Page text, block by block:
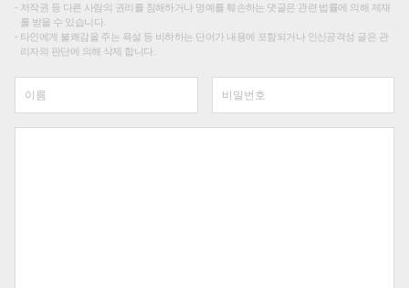
저작권 등 다른 사람의 권리를 침해하거나 명예를 훼손하는 댓글은 관련 법률에 의해 제재
를 받을 수 있습니다.
타인에게 불쾌감을 주는 욕설 등 비하하는 단어가 내용에 포함되거나 인신공격성 글은 관
리자의 판단에 의해 삭제 합니다.